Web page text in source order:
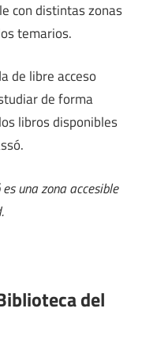
con distintas zonas
temarios.
de libre acceso
de forma
libros disponibles
una zona accesible
del